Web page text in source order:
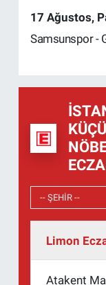
17 Ağustos,
Samsunspor -
Limon
Atakent